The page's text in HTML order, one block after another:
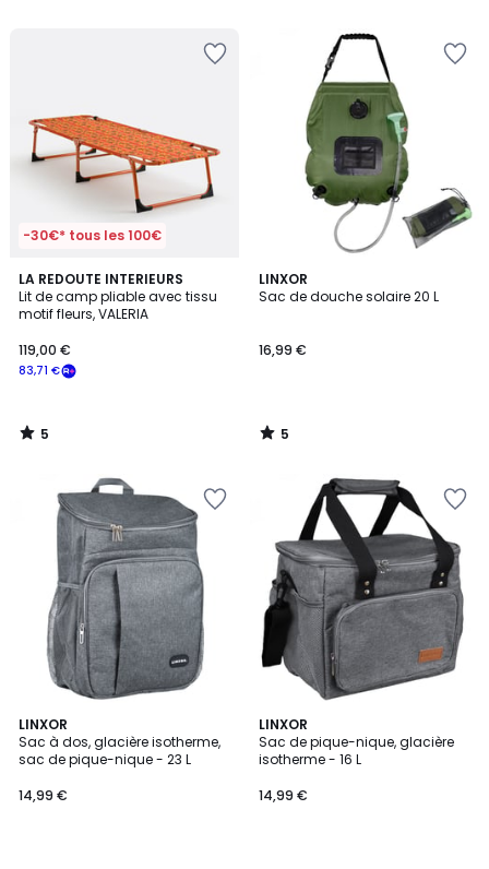
-30€* tous les 100€
LA REDOUTE INTERIEURS
Lit de camp pliable avec tissu
motif fleurs, VALERIA
83,71 €
119,00 €
5
/
5
5
/
LINXOR
Sac de douche solaire 20 L
16,99 €
5
/
5
/
LINXOR
Sac à dos, glacière isotherme,
sac de pique-nique - 23 L
14,99 €
2
Couleurs
LINXOR
Sac de pique-nique, glacière
isotherme - 16 L
14,99 €
4
Couleurs